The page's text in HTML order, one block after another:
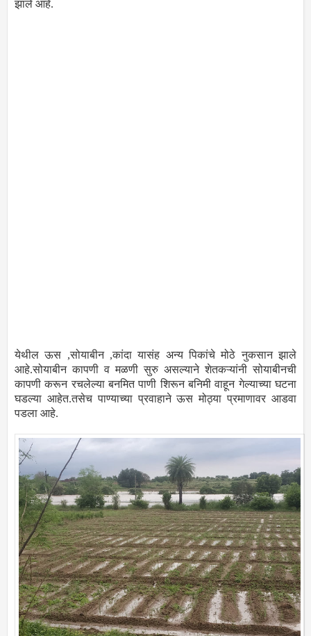
झाले आहे.
येथील ऊस ,सोयाबीन ,कांदा यासंह अन्य पिकांचे मोठे नुकसान झाले
आहे.सोयाबीन कापणी व मळणी सुरु असल्याने शेतकऱ्यांनी सोयाबीनची
कापणी करून रचलेल्या बनमित पाणी शिरून बनिमी वाहून गेल्याच्या घटना
घडल्या आहेत.तसेच पाण्याच्या प्रवाहाने ऊस मोठ्या प्रमाणावर आडवा
पडला आहे.